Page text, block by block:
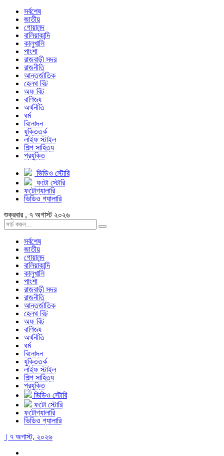
সর্বশেষ
জাতীয়
গোয়ালন্দ
বালিয়াকান্দি
কালুখালি
পাংশা
রাজবাড়ী সদর
রাজনীতি
আন্তর্জাতিক
হেলথ বিট
অফ বিট
বাণিজ্য
অর্থনীতি
ধর্ম
বিনোদন
যুক্তিতর্ক
লাইফ স্টাইল
শিল্প সাহিত্য
প্রযুক্তি
ভিডিও স্টোরি
ফটো স্টোরি
ফটোগ্যালারি
ভিডিও গ্যালারি
শুক্রবার , ৭ অগাস্ট ২০২৬
সর্বশেষ
জাতীয়
গোয়ালন্দ
বালিয়াকান্দি
কালুখালি
পাংশা
রাজবাড়ী সদর
রাজনীতি
আন্তর্জাতিক
হেলথ বিট
অফ বিট
বাণিজ্য
অর্থনীতি
ধর্ম
বিনোদন
যুক্তিতর্ক
লাইফ স্টাইল
শিল্প সাহিত্য
প্রযুক্তি
ভিডিও স্টোরি
ফটো স্টোরি
ফটোগ্যালারি
ভিডিও গ্যালারি
| ৭ অগাস্ট, ২০২৬